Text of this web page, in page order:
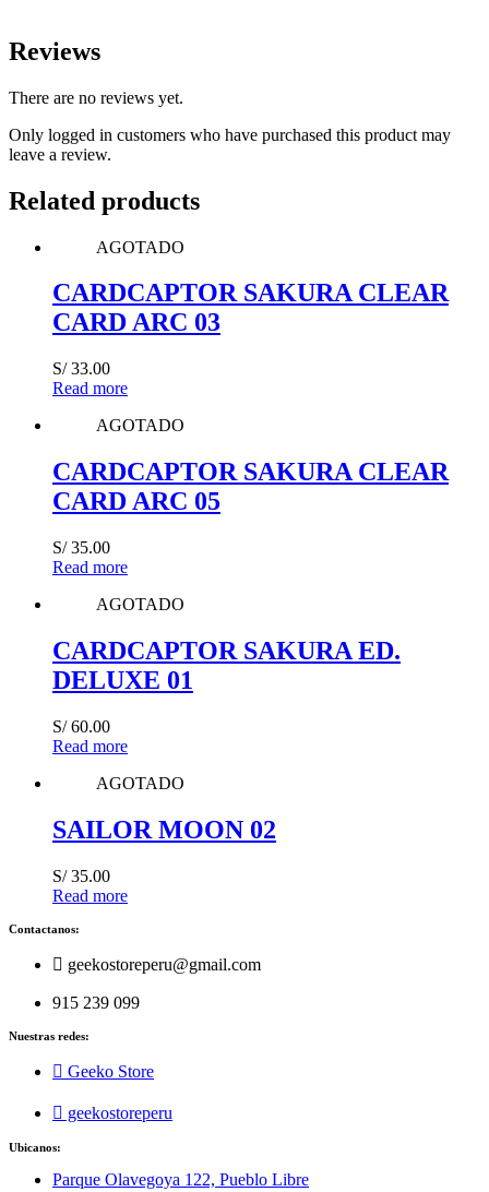
Reviews
There are no reviews yet.
Only logged in customers who have purchased this product may
leave a review.
Related products
AGOTADO
CARDCAPTOR SAKURA CLEAR
CARD ARC 03
S/33.00
Read more
AGOTADO
CARDCAPTOR SAKURA CLEAR
CARD ARC 05
S/35.00
Read more
AGOTADO
CARDCAPTOR SAKURA ED.
DELUXE 01
S/60.00
Read more
AGOTADO
SAILOR MOON 02
S/35.00
Read more
Contactanos:
geekostoreperu@gmail.com
915 239 099
Nuestras redes:
Geeko Store
geekostoreperu
Ubicanos:
Parque Olavegoya 122, Pueblo Libre